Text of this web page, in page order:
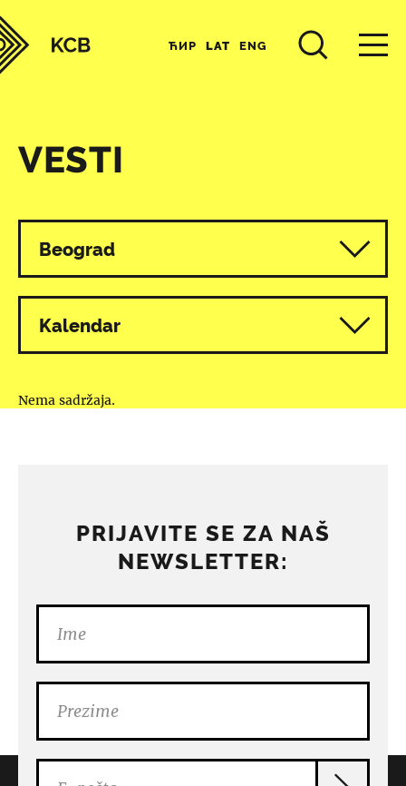
ЋИР LAT ENG
VESTI
Svi programi
Beograd
Kalendar
Nema sadržaja.
PRIJAVITE SE ZA NAŠ
NEWSLETTER: